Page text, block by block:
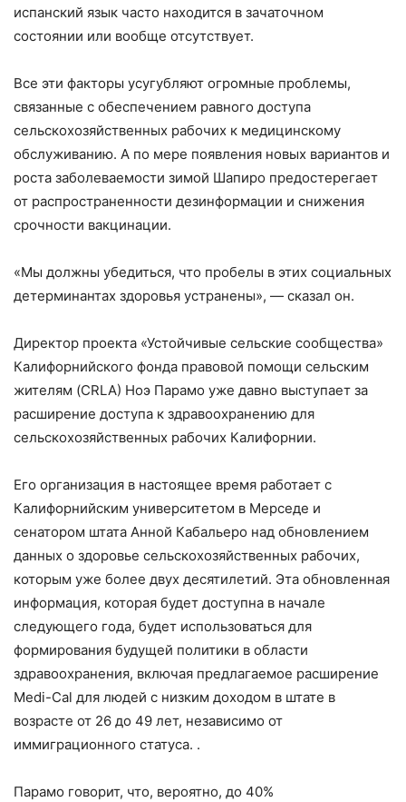
испанский язык часто находится в зачаточном
состоянии или вообще отсутствует.
Все эти факторы усугубляют огромные проблемы,
связанные с обеспечением равного доступа
сельскохозяйственных рабочих к медицинскому
обслуживанию. А по мере появления новых вариантов и
роста заболеваемости зимой Шапиро предостерегает
от распространенности дезинформации и снижения
срочности вакцинации.
«Мы должны убедиться, что пробелы в этих социальных
детерминантах здоровья устранены», — сказал он.
Директор проекта «Устойчивые сельские сообщества»
Калифорнийского фонда правовой помощи сельским
жителям (CRLA) Ноэ Парамо уже давно выступает за
расширение доступа к здравоохранению для
сельскохозяйственных рабочих Калифорнии.
Его организация в настоящее время работает с
Калифорнийским университетом в Мерседе и
сенатором штата Анной Кабальеро над обновлением
данных о здоровье сельскохозяйственных рабочих,
которым уже более двух десятилетий. Эта обновленная
информация, которая будет доступна в начале
следующего года, будет использоваться для
формирования будущей политики в области
здравоохранения, включая предлагаемое расширение
Medi-Cal для людей с низким доходом в штате в
возрасте от 26 до 49 лет, независимо от
иммиграционного статуса. .
Парамо говорит, что, вероятно, до 40%